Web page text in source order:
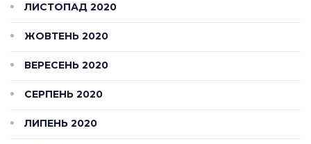
ЛИСТОПАД 2020
ЖОВТЕНЬ 2020
ВЕРЕСЕНЬ 2020
СЕРПЕНЬ 2020
ЛИПЕНЬ 2020